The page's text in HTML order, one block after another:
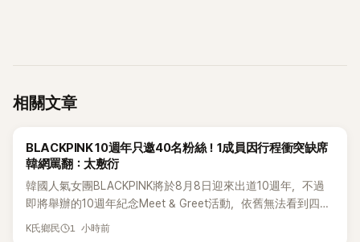
相關文章
K-POP
BLACKPINK 10週年只邀40名粉絲！1成員因行程衝突缺席
韓網罵翻：太敷衍
韓國人氣女團BLACKPINK將於8月8日迎來出道10週年，不過
即將舉辦的10週年紀念Meet & Greet活動，依舊無法看到四人
合體。根據韓媒《MyDaily》7日報導，當天將由Jisoo（智秀）、
K氏鄉民 1 小時前